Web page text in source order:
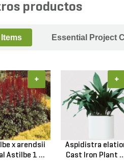
productos
Essential Project
x arendsii
Astilbe 1 ...
+
Aspidistra
Cast Iron Plant
+